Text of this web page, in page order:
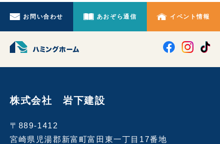
お問い合わせ あおぞら通信 イベント情報
株式会社 岩下建設
〒889-1412
宮崎県児湯郡新富町富田東一丁目17番地